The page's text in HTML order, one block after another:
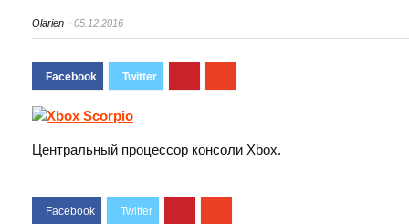
Olarien 05.12.2016
Центральный процессор консоли Xbox.